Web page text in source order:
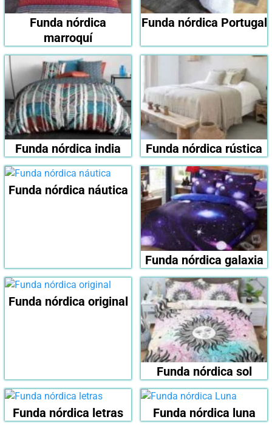
Funda nórdica
marroquí
Funda nórdica Portugal
Funda nórdica india Funda nórdica rústica
Funda nórdica náutica
Funda nórdica galaxia
Funda nórdica original
Funda nórdica sol
Funda nórdica letras Funda nórdica luna